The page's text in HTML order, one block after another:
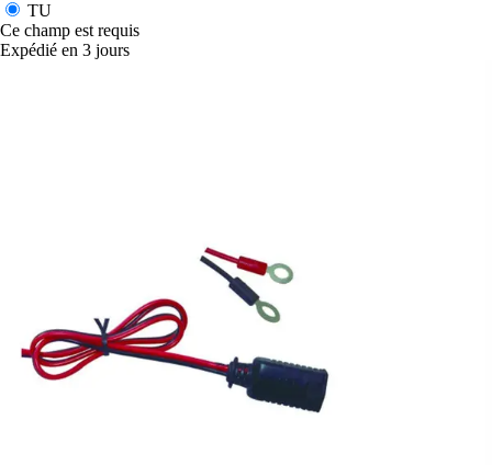
TU
Ce champ est requis
Expédié en 3 jours